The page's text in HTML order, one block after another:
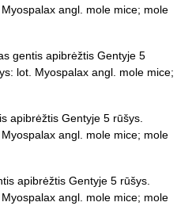
angl. mole mice; mole
gentis apibrėžtis Gentyje 5
lot. Myospalax angl. mole mice;
apibrėžtis Gentyje 5 rūšys.
angl. mole mice; mole
apibrėžtis Gentyje 5 rūšys.
angl. mole mice; mole